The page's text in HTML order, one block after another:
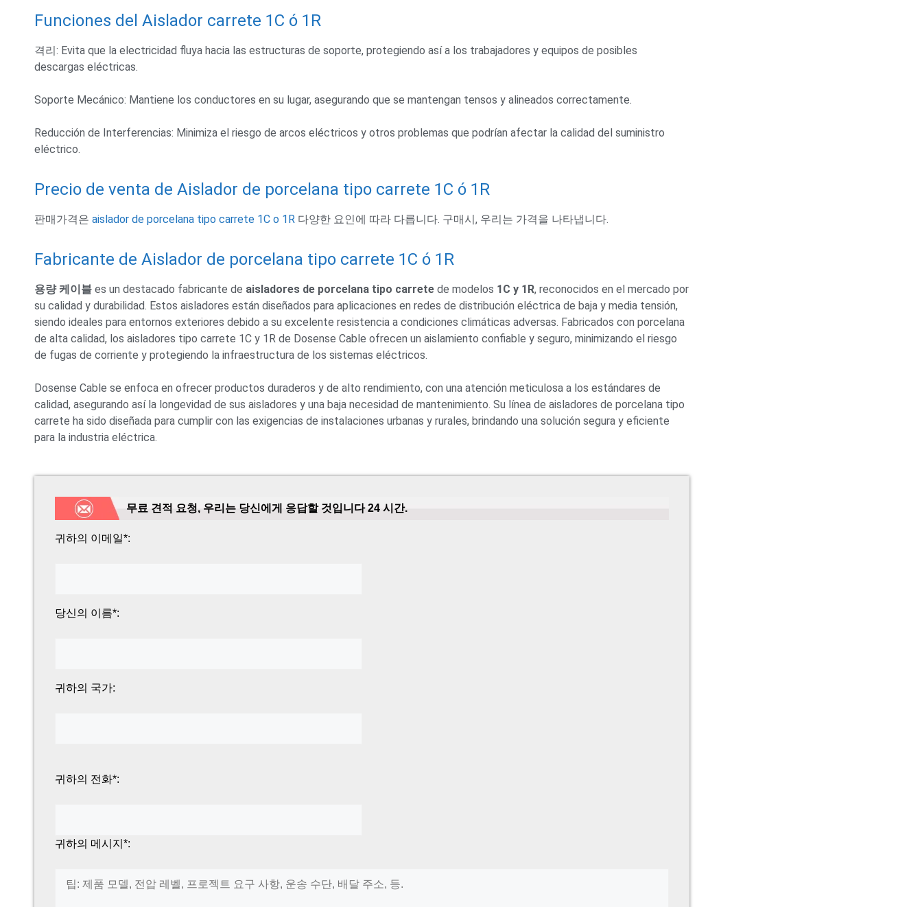
Funciones del Aislador carrete 1C ó 1R
격리: Evita que la electricidad fluya hacia las estructuras de soporte, protegiendo así a los trabajadores y equipos de posibles
descargas eléctricas.
Soporte Mecánico: Mantiene los conductores en su lugar, asegurando que se mantengan tensos y alineados correctamente.
Reducción de Interferencias: Minimiza el riesgo de arcos eléctricos y otros problemas que podrían afectar la calidad del suministro
eléctrico.
Precio de venta de Aislador de porcelana tipo carrete 1C ó 1R
판매가격은 aislador de porcelana tipo carrete 1C o 1R 다양한 요인에 따라 다릅니다. 구매시, 우리는 가격을 나타냅니다.
Fabricante de Aislador de porcelana tipo carrete 1C ó 1R
용량 케이블 es un destacado fabricante de aisladores de porcelana tipo carrete de modelos 1C y 1R, reconocidos en el mercado por
su calidad y durabilidad. Estos aisladores están diseñados para aplicaciones en redes de distribución eléctrica de baja y media tensión,
siendo ideales para entornos exteriores debido a su excelente resistencia a condiciones climáticas adversas. Fabricados con porcelana
de alta calidad, los aisladores tipo carrete 1C y 1R de Dosense Cable ofrecen un aislamiento confiable y seguro, minimizando el riesgo
de fugas de corriente y protegiendo la infraestructura de los sistemas eléctricos.
Dosense Cable se enfoca en ofrecer productos duraderos y de alto rendimiento, con una atención meticulosa a los estándares de
calidad, asegurando así la longevidad de sus aisladores y una baja necesidad de mantenimiento. Su línea de aisladores de porcelana tipo
carrete ha sido diseñada para cumplir con las exigencias de instalaciones urbanas y rurales, brindando una solución segura y eficiente
para la industria eléctrica.
무료 견적 요청, 우리는 당신에게 응답할 것입니다 24 시간.
귀하의 이메일*:
당신의 이름*:
귀하의 국가:
귀하의 전화*:
귀하의 메시지*: